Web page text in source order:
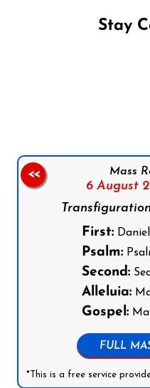
Stay
Mass
6 August
First:Daniel
Psalm:
Second:
Alleluia:
Gospel:
FULL
*This is a free service
<<